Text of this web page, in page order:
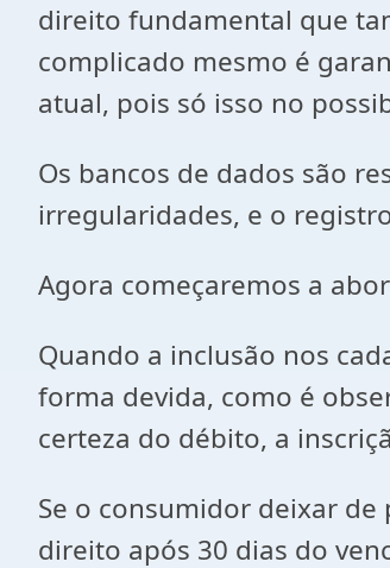
direito fundamental que
complicado mesmo é
atual, pois só isso no
Os bancos de dados são
irregularidades, e o
Agora começaremos a
Quando a inclusão nos
forma devida, como é
certeza do débito, a
Se o consumidor deixar
direito após 30 dias do